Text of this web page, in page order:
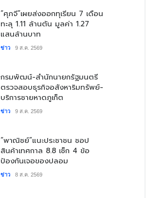
​“ศุภจี”เผยส่งออกทุเรียน 7 เดือน
ทะลุ 1.11 ล้านตัน มูลค่า 1.27
แสนล้านบาท
ข่าว 9 ส.ค. 2569
​กรมพัฒน์-สำนักนายกรัฐมนตรี
ตรวจสอบธุรกิจอสังหาริมทรัพย์-
บริการชายหาดภูเก็ต
ข่าว 9 ส.ค. 2569
​“พาณิชย์”แนะประชาชน ชอป
สินค้าเทศกาล 8.8 เช็ก 4 ข้อ
ป้องกันเจอของปลอม
ข่าว 8 ส.ค. 2569